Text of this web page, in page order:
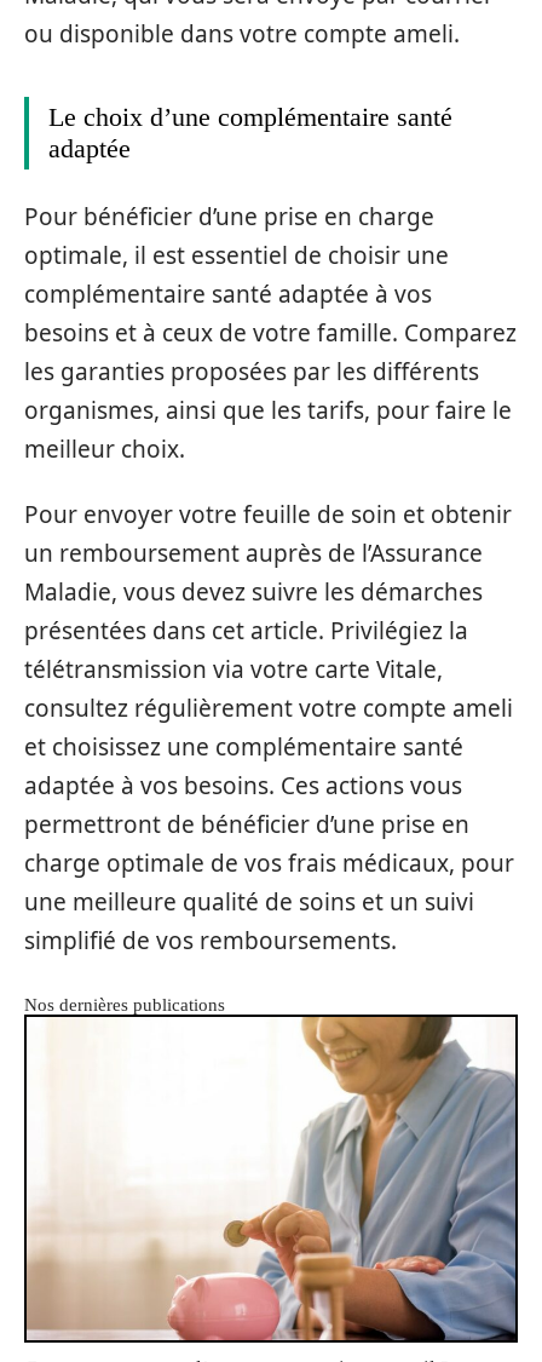
ou disponible dans votre compte ameli.
Le choix d’une complémentaire santé
adaptée
Pour bénéficier d’une prise en charge
optimale, il est essentiel de choisir une
complémentaire santé adaptée à vos
besoins et à ceux de votre famille. Comparez
les garanties proposées par les différents
organismes, ainsi que les tarifs, pour faire le
meilleur choix.
Pour envoyer votre feuille de soin et obtenir
un remboursement auprès de l’Assurance
Maladie, vous devez suivre les démarches
présentées dans cet article. Privilégiez la
télétransmission via votre carte Vitale,
consultez régulièrement votre compte ameli
et choisissez une complémentaire santé
adaptée à vos besoins. Ces actions vous
permettront de bénéficier d’une prise en
charge optimale de vos frais médicaux, pour
une meilleure qualité de soins et un suivi
simplifié de vos remboursements.
Nos dernières publications